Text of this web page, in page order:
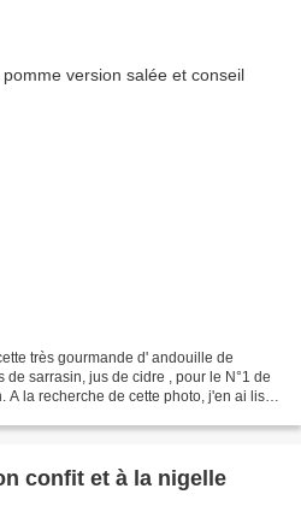
très gourmande d' andouille de
sarrasin, jus de cidre , pour le N°1 de
A la recherche de cette photo, j'en ai listé
confit et à la nigelle